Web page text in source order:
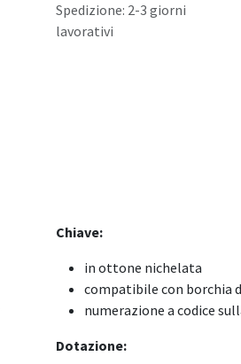
Spedizione: 2-3 giorni
lavorativi
Chiave:
in ottone nichelata
compatibile con borchia
numerazione a codice
Dotazione: